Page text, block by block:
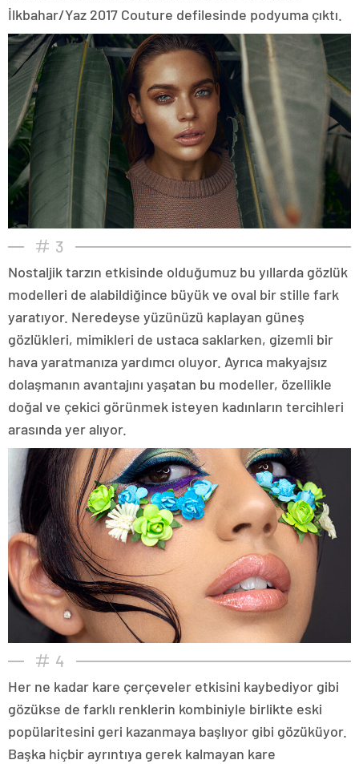
İlkbahar/Yaz 2017 Couture defilesinde podyuma çıktı.
3
Nostaljik tarzın etkisinde olduğumuz bu yıllarda gözlük
modelleri de alabildiğince büyük ve oval bir stille fark
yaratıyor. Neredeyse yüzünüzü kaplayan güneş
gözlükleri, mimikleri de ustaca saklarken, gizemli bir
hava yaratmanıza yardımcı oluyor. Ayrıca makyajsız
dolaşmanın avantajını yaşatan bu modeller, özellikle
doğal ve çekici görünmek isteyen kadınların tercihleri
arasında yer alıyor.
4
Her ne kadar kare çerçeveler etkisini kaybediyor gibi
gözükse de farklı renklerin kombiniyle birlikte eski
popülaritesini geri kazanmaya başlıyor gibi gözüküyor.
Başka hiçbir ayrıntıya gerek kalmayan kare